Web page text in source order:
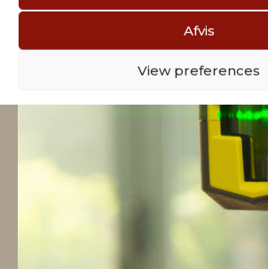
Afvis
View preferences